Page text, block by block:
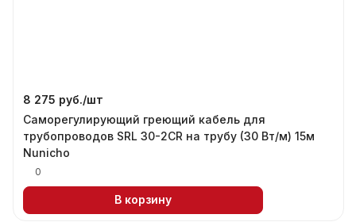
8 275 руб./шт
Саморегулирующий греющий кабель для
трубопроводов SRL 30-2CR на трубу (30 Вт/м) 15м
Nunicho
0
В корзину